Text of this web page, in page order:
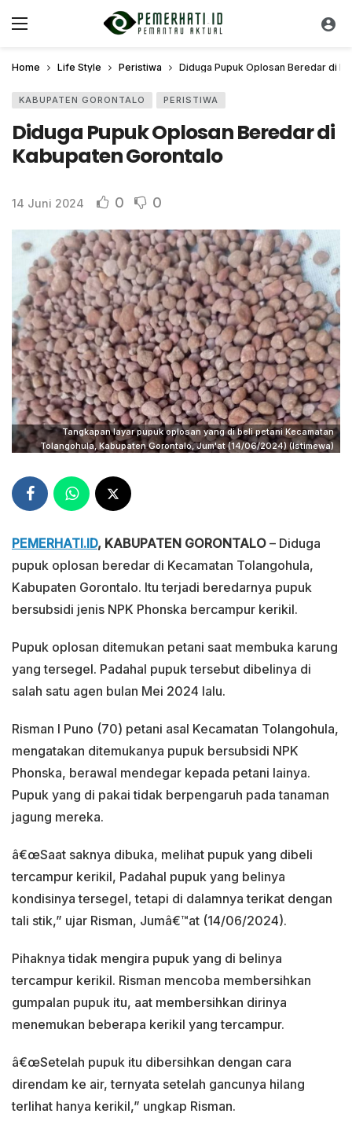
Home Life Style Peristiwa Diduga Pupuk Oplosan Beredar di
KABUPATEN GORONTALO PERISTIWA
Diduga Pupuk Oplosan Beredar di
Kabupaten Gorontalo
14 Juni 2024 0 0
Tangkapan layar pupuk oplosan yang di beli petani Kecamatan
Tolangohula, Kabupaten Gorontalo, Jum'at (14/06/2024) (Istimewa)
PEMERHATI.ID, KABUPATEN GORONTALO – Diduga
pupuk oplosan beredar di Kecamatan Tolangohula,
Kabupaten Gorontalo. Itu terjadi beredarnya pupuk
bersubsidi jenis NPK Phonska bercampur kerikil.
Pupuk oplosan ditemukan petani saat membuka karung
yang tersegel. Padahal pupuk tersebut dibelinya di
salah satu agen bulan Mei 2024 lalu.
Risman I Puno (70) petani asal Kecamatan Tolangohula,
mengatakan ditemukanya pupuk bersubsidi NPK
Phonska, berawal mendegar kepada petani lainya.
Pupuk yang di pakai tidak berpengaruh pada tanaman
jagung mereka.
â€œSaat saknya dibuka, melihat pupuk yang dibeli
tercampur kerikil, Padahal pupuk yang belinya
kondisinya tersegel, tetapi di dalamnya terikat dengan
tali stik,” ujar Risman, Jumâ€™at (14/06/2024).
Pihaknya tidak mengira pupuk yang di belinya
tercampur kerikil. Risman mencoba membersihkan
gumpalan pupuk itu, aat membersihkan dirinya
menemukan beberapa kerikil yang tercampur.
â€œSetelah pupuk itu dibersihkan dengan cara
direndam ke air, ternyata setelah gancunya hilang
terlihat hanya kerikil,” ungkap Risman.